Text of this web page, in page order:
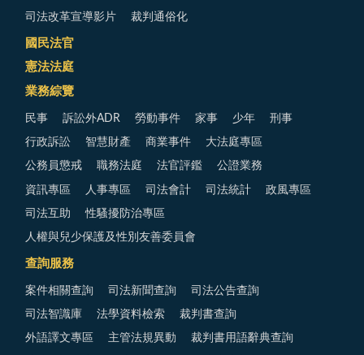
司法改革宣導影片 裁判通俗化
國民法官
憲法法庭
業務綜覽
民事 訴訟外ADR 勞動事件 家事 少年 刑事
行政訴訟 智慧財產 商業事件 大法庭專區
公務員懲戒 職務法庭 法官評鑑 公證業務
資訊專區 人事專區 司法會計 司法統計 政風專區
司法互助 性騷擾防治專區
人權與兒少保護及性別友善委員會
查詢服務
案件相關查詢 司法新聞查詢 司法公告查詢
司法智識庫 法學資料檢索 裁判書查詢
外語譯文專區 主管法規異動 裁判書用語辭典查詢